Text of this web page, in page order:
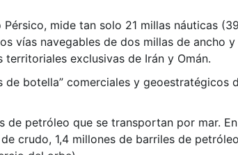
mide tan solo 21 millas náuticas
vías navegables de dos millas de ancho
exclusivas de Irán y Omán.
botella” comerciales y geoestratégicos
petróleo que se transportan por mar.
crudo, 1,4 millones de barriles de